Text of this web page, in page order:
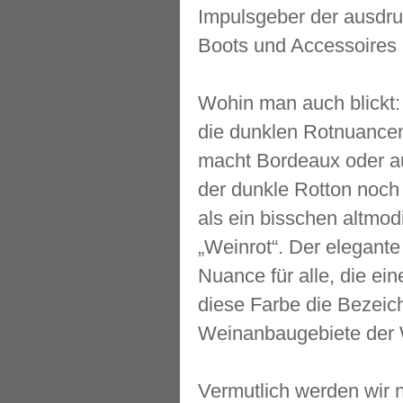
Impulsgeber der
Boots und
Wohin man auch
die dunklen
macht Bordeaux oder
der dunkle Rotton
als ein bisschen
„Weinrot“. Der
Nuance für alle, die
diese Farbe die
Weinanbaugebiete der
Vermutlich werden wir